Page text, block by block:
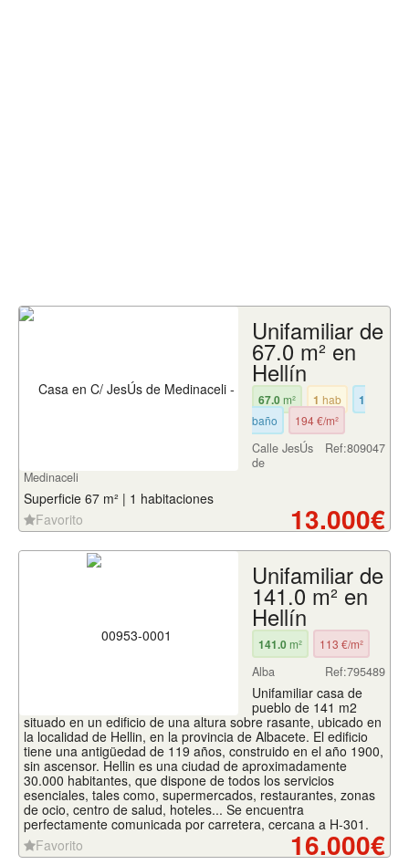
Unifamiliar de
67.0 m² en
Hellín
67.0m² 1 hab 1
baño 194 €/m²
Ref:809047
Calle JesÚs
de
Medinaceli
Superficie 67 m² | 1 habitaciones
Favorito
13.000€
Unifamiliar de
141.0 m² en
Hellín
141.0m² 113 €/m²
Ref:795489
Alba
Unifamiliar casa de
pueblo de 141 m2
situado en un edificio de una altura sobre rasante, ubicado en
la localidad de Hellin, en la provincia de Albacete. El edificio
tiene una antigüedad de 119 años, construido en el año 1900,
sin ascensor. Hellin es una ciudad de aproximadamente
30.000 habitantes, que dispone de todos los servicios
esenciales, tales como, supermercados, restaurantes, zonas
de ocio, centro de salud, hoteles... Se encuentra
perfectamente comunicada por carretera, cercana a H-301.
Favorito
16.000€